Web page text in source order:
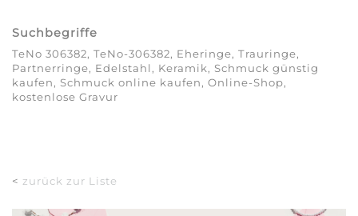
Suchbegriffe
TeNo 306382, TeNo-306382, Eheringe, Trauringe,
Partnerringe, Edelstahl, Keramik, Schmuck günstig
kaufen, Schmuck online kaufen, Online-Shop,
kostenlose Gravur
< zurück zur Liste